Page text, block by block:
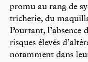
promu au rang de
tricherie, du
Pourtant, l’absence
risques élevés
notamment dans